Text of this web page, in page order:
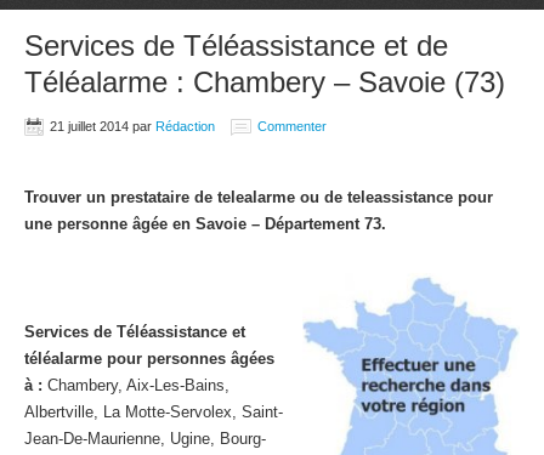
Services de Téléassistance et de
Téléalarme : Chambery – Savoie (73)
21 juillet 2014 par Rédaction Commenter
Trouver un prestataire de telealarme ou de teleassistance pour
une personne âgée en Savoie – Département 73.
Services de Téléassistance et
téléalarme pour personnes âgées
à : Chambery, Aix-Les-Bains,
Albertville, La Motte-Servolex, Saint-
Jean-De-Maurienne, Ugine, Bourg-